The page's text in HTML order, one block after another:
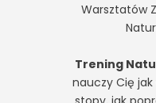
Warsztatów
Trening
nauczy Cię